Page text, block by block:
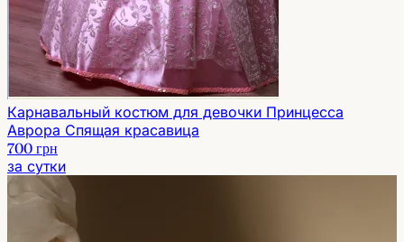
Карнавальный костюм для девочки Принцесса
Аврора Спящая красавица
700 грн
за сутки